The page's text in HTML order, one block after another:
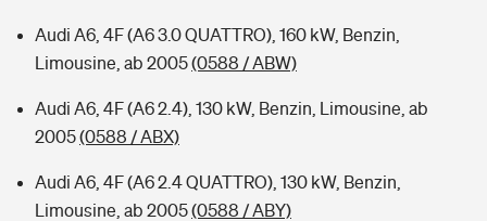
Audi A6, 4F (A6 3.0 QUATTRO), 160 kW, Benzin,
Limousine, ab 2005(0588 / ABW)
Audi A6, 4F (A6 2.4), 130 kW, Benzin, Limousine, ab
2005(0588 / ABX)
Audi A6, 4F (A6 2.4 QUATTRO), 130 kW, Benzin,
Limousine, ab 2005(0588 / ABY)